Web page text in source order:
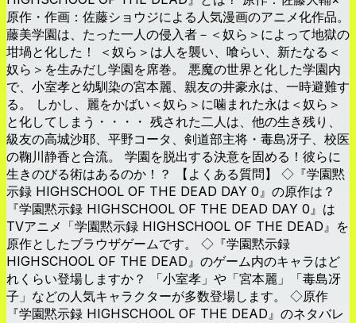
原作・作画：佐藤ショウジによる人気漫画のアニメ化作品。
藤美学園は、たった一人の侵入者－＜奴ら＞によって地獄の
坩堝と化した！ ＜奴ら＞は人を襲い、喰らい、新たなる＜
奴ら＞を生みだし学園を席巻。 悪魔の世界と化した学園内
で、小室孝と幼馴染の宮本麗、親友の井豪永は、一時避難す
る。 しかし、麗をかばい＜奴ら＞に噛まれた永は＜奴ら＞
と化してしまう・・・・ 残された二人は、他の生き残り、
級友の高城沙耶、平野コータ、剣道部主将・毒島冴子、校医
の鞠川静香と合流。 学園を脱出する決意を固める！彼らに
生きのびる術はあるのか！？ 【よくある質問】 ◇『学園黙
示録 HIGHSCHOOL OF THE DEAD DAY 0』の原作は？
『学園黙示録 HIGHSCHOOL OF THE DEAD DAY 0』は
TVアニメ「学園黙示録 HIGHSCHOOL OF THE DEAD』を
原作としたブラウザゲームです。 ◇『学園黙示録
HIGHSCHOOL OF THE DEAD』のゲーム内のキャラはど
れくらい登場しますか？ 「小室孝」や「宮本麗」「毒島冴
子」などの人気キャラクターが多数登場します。 ◇原作
『学園黙示録 HIGHSCHOOL OF THE DEAD』のネタバレ